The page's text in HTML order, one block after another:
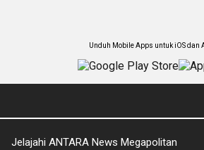
Unduh Mobile Apps untuk iOS dan
Jelajahi ANTARA News Megapolitan